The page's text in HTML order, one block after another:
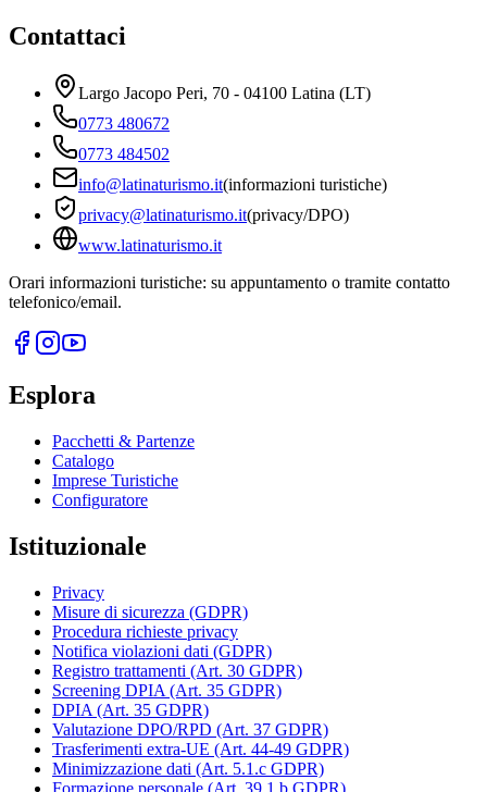
Contattaci
Largo Jacopo Peri, 70 - 04100 Latina (LT)
0773 480672
0773 484502
info@latinaturismo.it(informazioni turistiche)
privacy@latinaturismo.it(privacy/DPO)
www.latinaturismo.it
Orari informazioni turistiche: su appuntamento o tramite contatto
telefonico/email.
Esplora
Pacchetti & Partenze
Catalogo
Imprese Turistiche
Configuratore
Istituzionale
Privacy
Misure di sicurezza (GDPR)
Procedura richieste privacy
Notifica violazioni dati (GDPR)
Registro trattamenti (Art. 30 GDPR)
Screening DPIA (Art. 35 GDPR)
DPIA (Art. 35 GDPR)
Valutazione DPO/RPD (Art. 37 GDPR)
Trasferimenti extra-UE (Art. 44-49 GDPR)
Minimizzazione dati (Art. 5.1.c GDPR)